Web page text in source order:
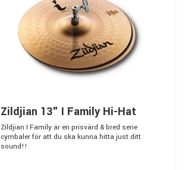
Zildjian 13" I Family Hi-Hat
Zildjian I Family är en prisvärd & bred serie
cymbaler för att du ska kunna hitta just ditt
sound!!